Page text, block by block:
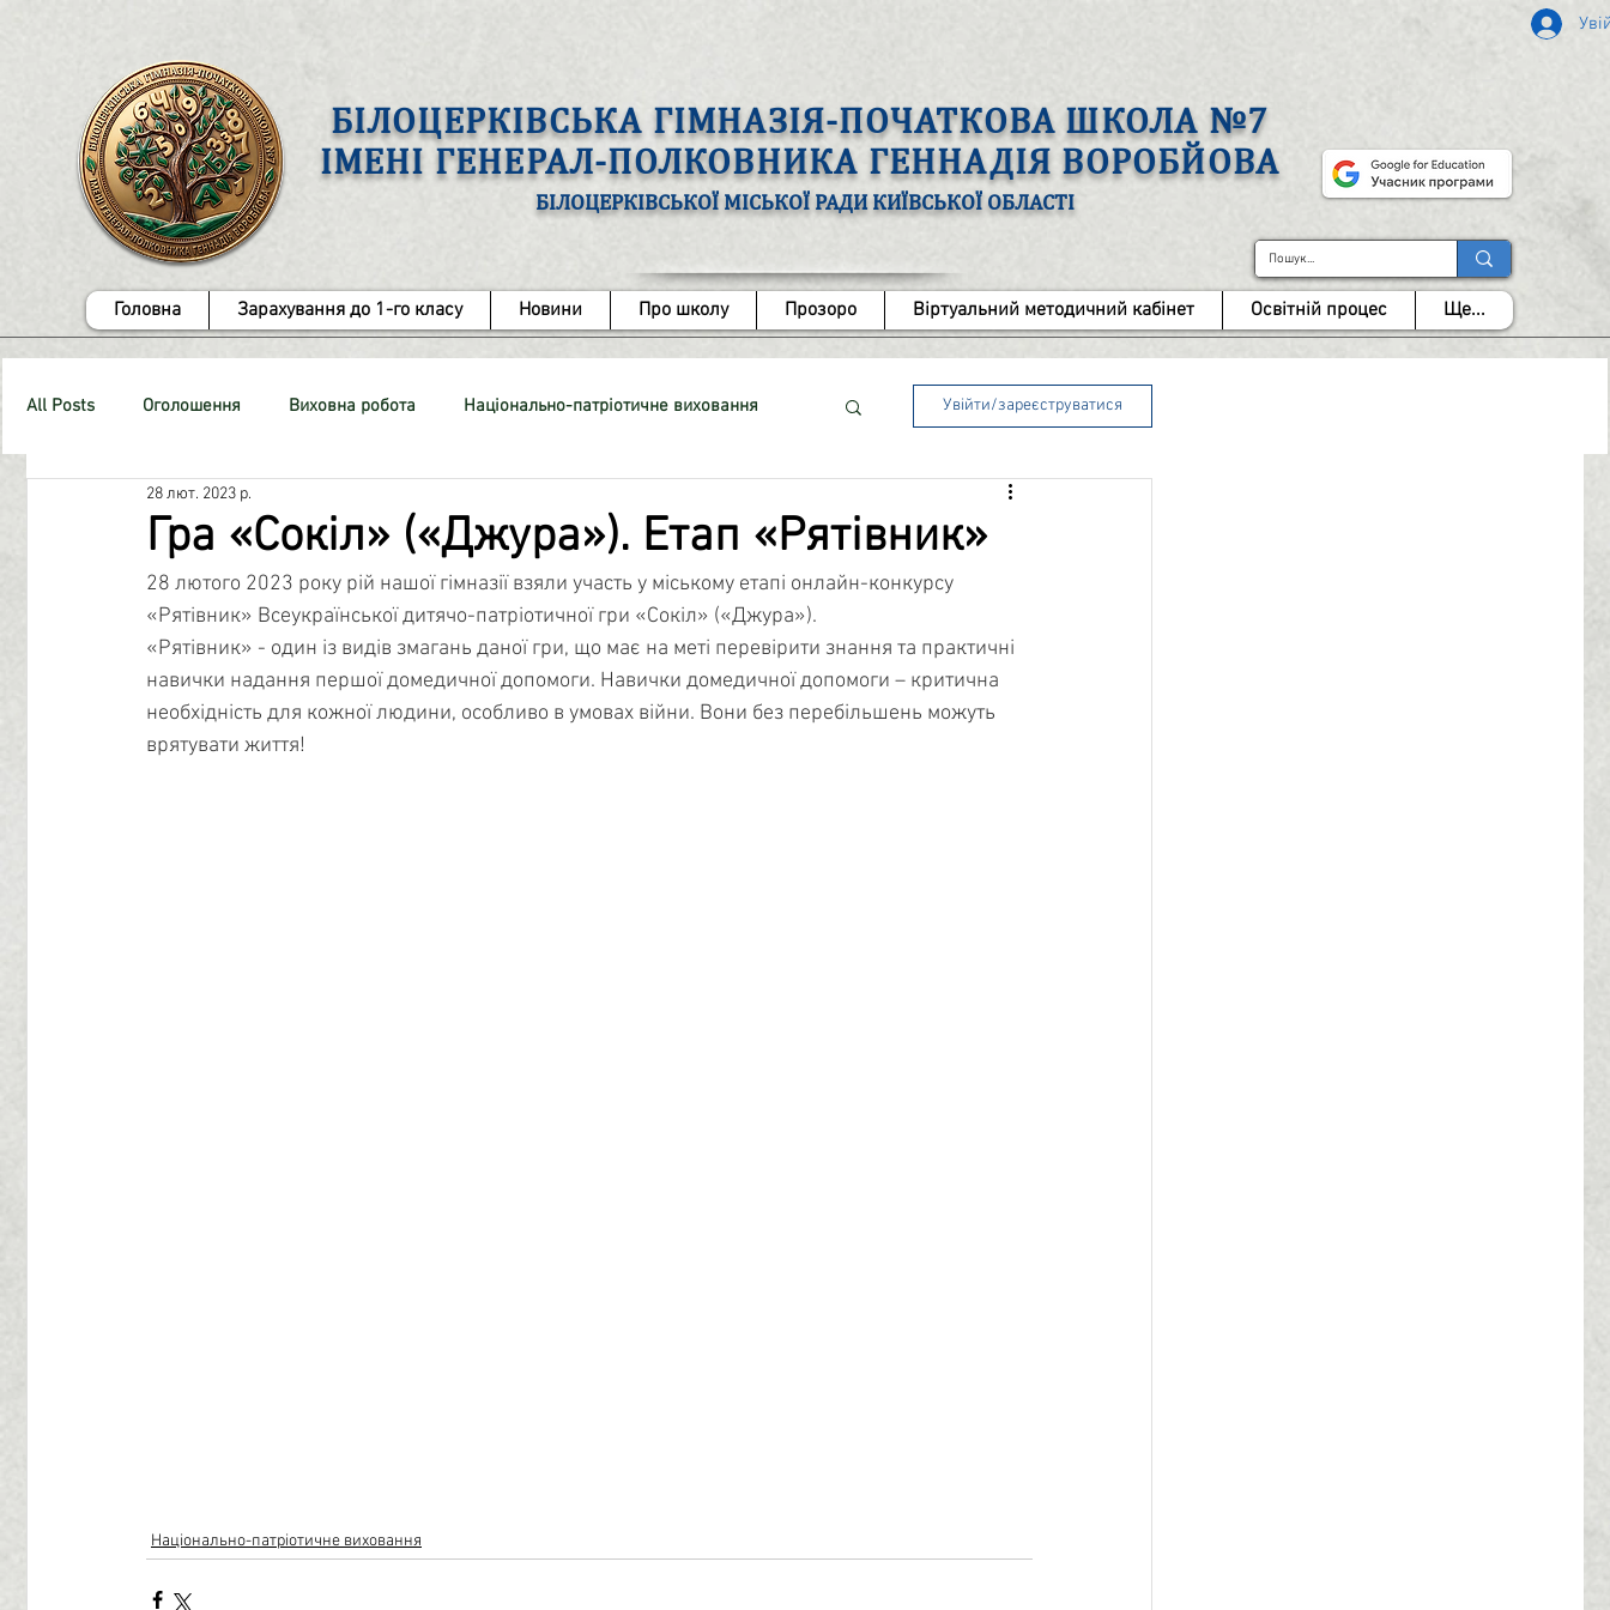
БІЛОЦЕРКІВСЬКА ГІМНАЗІЯ-ПОЧАТКОВА ШКОЛА №7
ІМЕНІ ГЕНЕРАЛ-ПОЛКОВНИКА ГЕННАДІЯ ВОРОБЙОВА
БІЛОЦЕРКІВСЬКОЇ МІСЬКОЇ РАДИ КИЇВСЬКОЇ ОБЛАСТІ
Головна Зарахування до 1-го класу Новини Про школу Прозоро Віртуальний методичний кабінет Освітній процес Ще...
All Posts Оголошення Виховна робота Національно-патріотичне виховання
СТОП-Булінг! Методична робота
Профорієнтація Бібліотечний центр Психологічна служба Освітня безпека
Учнівське самоврядування
Увійти/зареєструватися
Гра «Сокіл» («Джура»). Етап «Рятівник»
28 лют. 2023 р.
28 лютого 2023 року рій нашої гімназії взяли участь у міському етапі онлайн-конкурсу
«Рятівник» Всеукраїнської дитячо-патріотичної гри «Сокіл» («Джура»).
«Рятівник» - один із видів змагань даної гри, що має на меті перевірити знання та практичні
навички надання першої домедичної допомоги. Навички домедичної допомоги – критична
необхідність для кожної людини, особливо в умовах війни. Вони без перебільшень можуть
врятувати життя!
Національно-патріотичне виховання